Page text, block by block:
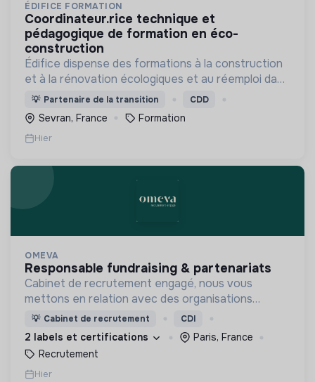
ÉDIFICE FORMATION
coordinateur.rice technique et
pédagogique de formation en éco-
construction
Édifice dispense des formations à la construction
et à la rénovation écologiques et au réemploi dans
le bâtiment. Nos formations s'adressent à des
personnes en activité et des demandeurs
d'emploi.
💡 Partenaire de la transition CDD
Sevran, France Formation
Hier
OMEVA
responsable fundraising & partenariats
Cabinet de recrutement engagé, nous vous
mettons en relation avec des organisations
soucieuses de leurs impacts, afin d'œuvrer
ensemble pour un futur souhaitable.
💡 Cabinet de recrutement CDI
2 labels et certifications
Paris, France
Recrutement
Hier